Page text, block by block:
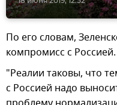
По его словам,
компромисс с Россией.
"Реалии таковы, что
с Россией надо